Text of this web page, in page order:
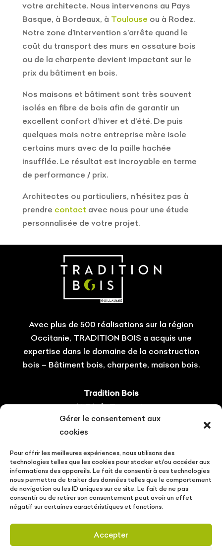
Gérer le consentement aux
cookies
Pour offrir les meilleures expériences, nous utilisons des
technologies telles que les cookies pour stocker et/ou accéder aux
informations des appareils. Le fait de consentir à ces technologies
nous permettra de traiter des données telles que le comportement
de navigation ou les ID uniques sur ce site. Le fait de ne pas
consentir ou de retirer son consentement peut avoir un effet
négatif sur certaines caractéristiques et fonctions.
Accepter
votre architecte. Nous intervenons au Pays
Basque, à Bordeaux, à Toulouse ou à Rodez.
Notre zone d’intervention s’arrête quand le
coût du transport des murs en ossature bois
ou de la charpente devient impactant sur le
prix du bâtiment en bois.
Nos maisons et bâtiment sont très souvent
isolés en fibre de bois afin de garantir un
excellent confort d’hiver et d’été. De puis
quelques mois notre entreprise mère isole
certains murs avec de la paille hachée
insufflée. Le résultat est incroyable en terme
de performance / prix.
Architectes ou particuliers, n’hésitez pas à
prendre contact avec nous pour une étude
personnalisée de votre projet.
Avec plus de 500 réalisations sur la région
Occitanie, TRADITION BOIS a acquis une
expertise dans le domaine de la construction
bois – Bâtiment bois, charpente, maison bois.
Tradition Bois
14 ZA du Tourneris
31470 Bonrepos-sur-Aussonnelle
Tel : 05.61.08.60.54
Suivez-nous !
MENTIONS LÉGALES